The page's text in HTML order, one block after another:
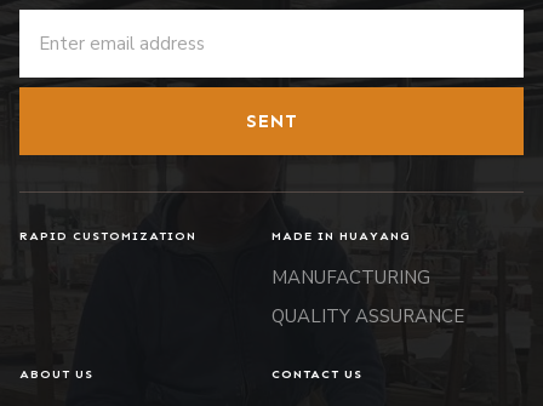
SENT
RAPID CUSTOMIZATION MADE IN HUAYANG
MANUFACTURING
QUALITY ASSURANCE
ABOUT US CONTACT US